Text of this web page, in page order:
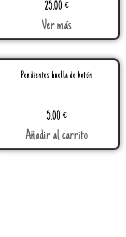
25.00€
Ver más
Pendientes huella de botón
5.00€
Añadir al carrito